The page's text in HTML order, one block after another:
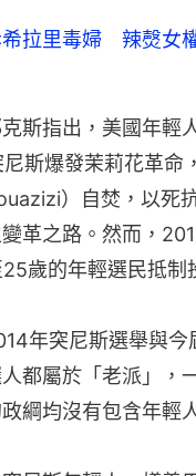
希拉里毒婦 辣㷫
斯指出，美國年輕
斯爆發茉莉花革命
）自焚，以死
革之路。然而，
歲的年輕選民抵制
年突尼斯選舉與
都屬於「老派」，
綱均沒有包含年輕